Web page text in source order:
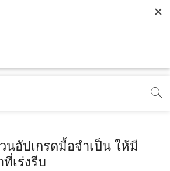
t
g
a
t
k
c
Oops!
| CREATIVE | ADVERTISING | CAMPAIGN |
นอัปเกรดมื้อจำเป็น ให้มี
เร่งรีบ